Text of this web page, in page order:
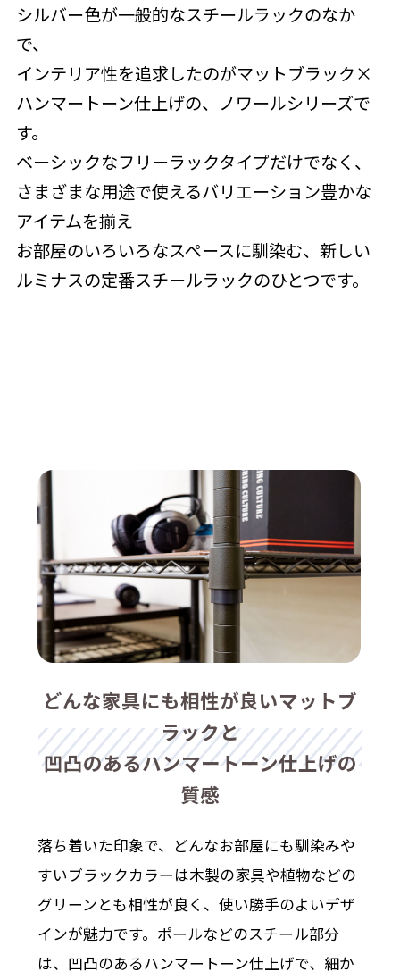
シルバー色が一般的なスチールラックのなか
で、
インテリア性を追求したのがマットブラック×
ハンマートーン仕上げの、ノワールシリーズで
す。
ベーシックなフリーラックタイプだけでなく、
さまざまな用途で使えるバリエーション豊かな
アイテムを揃え
お部屋のいろいろなスペースに馴染む、新しい
ルミナスの定番スチールラックのひとつです。
どんな家具にも相性が良いマットブ
ラックと
凹凸のあるハンマートーン仕上げの
質感
落ち着いた印象で、どんなお部屋にも馴染みや
すいブラックカラーは木製の家具や植物などの
グリーンとも相性が良く、使い勝手のよいデザ
インが魅力です。ポールなどのスチール部分
は、凹凸のあるハンマートーン仕上げで、細か